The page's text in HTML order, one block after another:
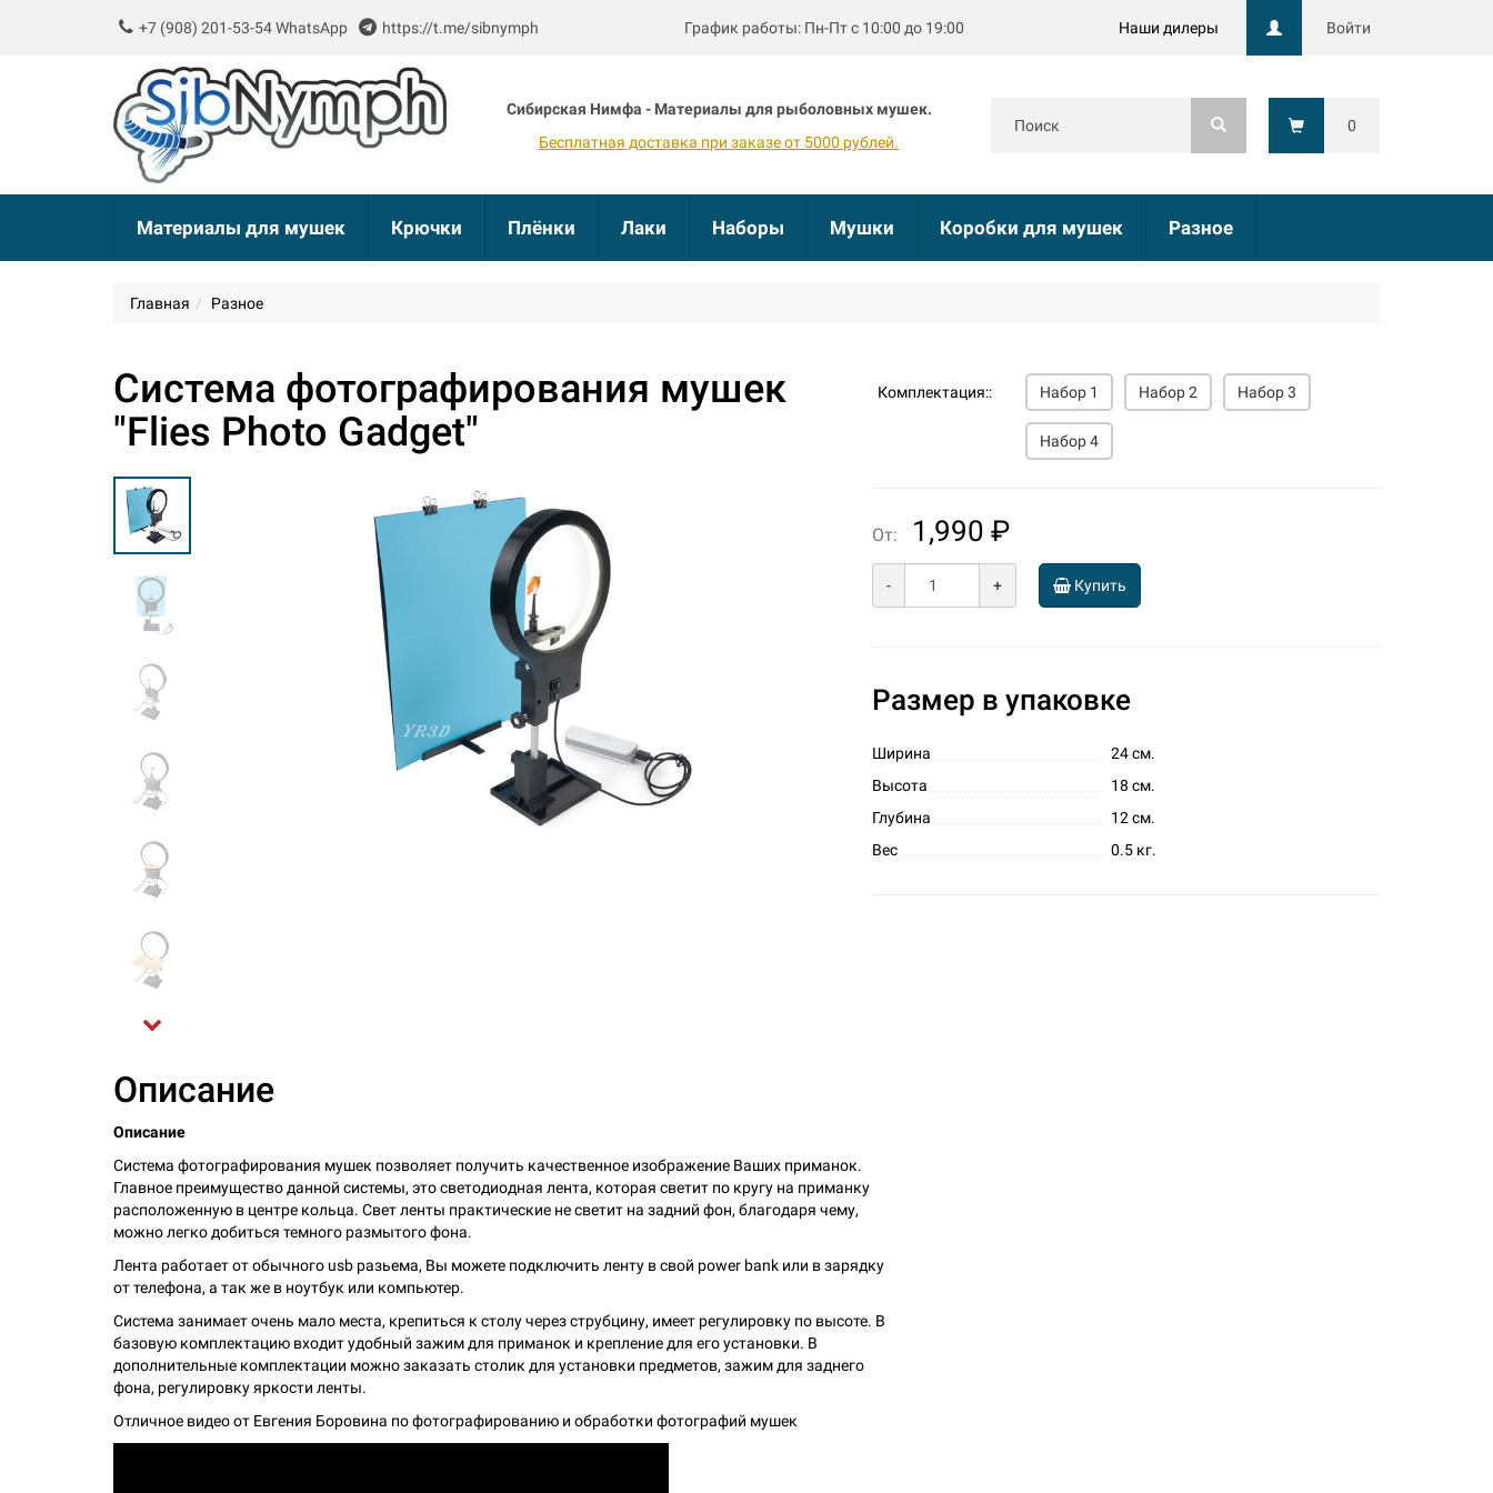
+7 (908) 201-53-54 WhatsApp https://t.me/sibnymph График работы: Пн-Пт с 10:00 до 19:00 Наши дилеры Войти
Сибирская Нимфа - Материалы для рыболовных мушек.
Бесплатная доставка при заказе от 5000 рублей.
0
Материалы для мушек Крючки Плёнки Лаки Наборы Мушки Коробки для мушек Разное
Главная Разное
Система фотографирования мушек
"Flies Photo Gadget"
Комплектация:: Набор 1 Набор 2 Набор 3
Набор 4
От: 1,990 ₽
- + Купить
Размер в упаковке
Ширина
24 см.
Высота
18 см.
Глубина
12 см.
Вес
0.5 кг.
Описание
Описание
Система фотографирования мушек позволяет получить качественное изображение Ваших приманок.
Главное преимущество данной системы, это светодиодная лента, которая светит по кругу на приманку
расположенную в центре кольца. Свет ленты практические не светит на задний фон, благодаря чему,
можно легко добиться темного размытого фона.
Лента работает от обычного usb разьема, Вы можете подключить ленту в свой power bank или в зарядку
от телефона, а так же в ноутбук или компьютер.
Система занимает очень мало места, крепиться к столу через струбцину, имеет регулировку по высоте. В
базовую комплектацию входит удобный зажим для приманок и крепление для его установки. В
дополнительные комплектации можно заказать столик для установки предметов, зажим для заднего
фона, регулировку яркости ленты.
Отличное видео от Евгения Боровина по фотографированию и обработки фотографий мушек